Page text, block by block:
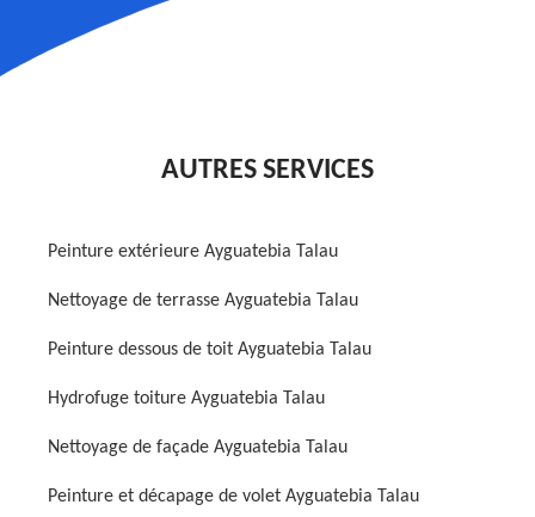
AUTRES SERVICES
Peinture extérieure Ayguatebia Talau
Nettoyage de terrasse Ayguatebia Talau
Peinture dessous de toit Ayguatebia Talau
Hydrofuge toiture Ayguatebia Talau
Nettoyage de façade Ayguatebia Talau
Peinture et décapage de volet Ayguatebia Talau